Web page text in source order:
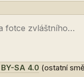
BY-SA 4.0 (ostatní